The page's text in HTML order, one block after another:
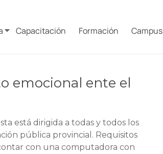
Capacitación Formación Campus
emocional ente el
está dirigida a todas y todos los
pública provincial. Requisitos
con una computadora con